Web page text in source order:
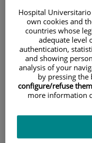
REANIMACIÓN Y
SECRETARÍA
trámites
Objetivo
carrera, y ofrecer ayuda en
Personal
Hospital Universitario
own cookies and
countries whose
adequate level
authentication,
and showing
analysis of your
by pressing the
configure/refuse them
more information